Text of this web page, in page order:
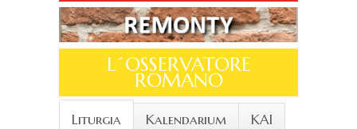
L´OSSERVATORE
ROMANO
Liturgia Kalendarium KAI